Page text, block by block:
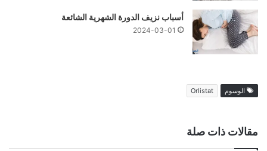
أسباب نزيف الدورة الشهرية الشائعة
2024-03-01
الوسوم Orlistat
مقالات ذات صلة